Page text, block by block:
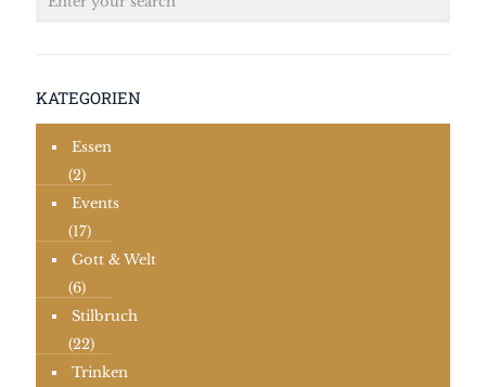
KATEGORIEN
Essen
(2)
Events
(17)
Gott & Welt
(6)
Stilbruch
(22)
Trinken